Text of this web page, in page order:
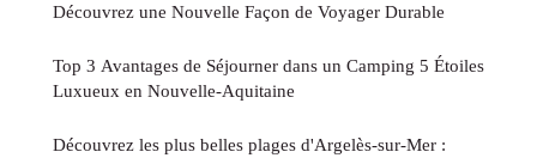
Découvrez une Nouvelle Façon de Voyager Durable
Top 3 Avantages de Séjourner dans un Camping 5 Étoiles
Luxueux en Nouvelle-Aquitaine
Découvrez les plus belles plages d'Argelès-sur-Mer :